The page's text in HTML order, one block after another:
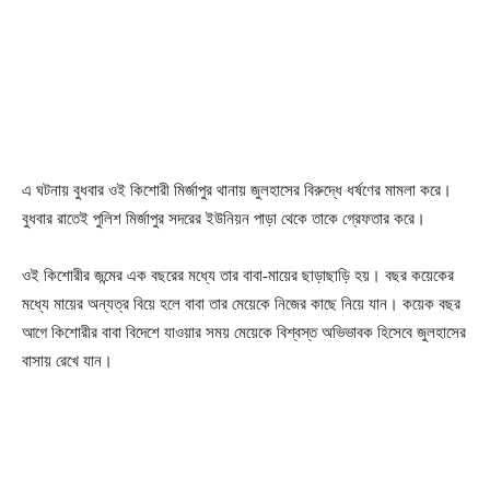
এ ঘটনায় বুধবার ওই কিশোরী মির্জাপুর থানায় জুলহাসের বিরুদ্ধে ধর্ষণের মামলা করে।
বুধবার রাতেই পুলিশ মির্জাপুর সদরের ইউনিয়ন পাড়া থেকে তাকে গ্রেফতার করে।
ওই কিশোরীর জন্মের এক বছরের মধ্যে তার বাবা-মায়ের ছাড়াছাড়ি হয়। বছর কয়েকের
মধ্যে মায়ের অন্যত্র বিয়ে হলে বাবা তার মেয়েকে নিজের কাছে নিয়ে যান। কয়েক বছর
আগে কিশোরীর বাবা বিদেশে যাওয়ার সময় মেয়েকে বিশ্বস্ত অভিভাবক হিসেবে জুলহাসের
বাসায় রেখে যান।